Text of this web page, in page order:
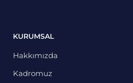
KURUMSAL
Hakkımızda
Kadromuz